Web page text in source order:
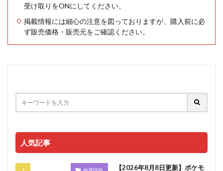
受け取りをONにしてください。
掲載情報には細心の注意を図っておりますが、購入前に必
ず販売価格・販売元をご確認ください。
人気記事
抽選情報
【2026年8月8日更新】ポケモ